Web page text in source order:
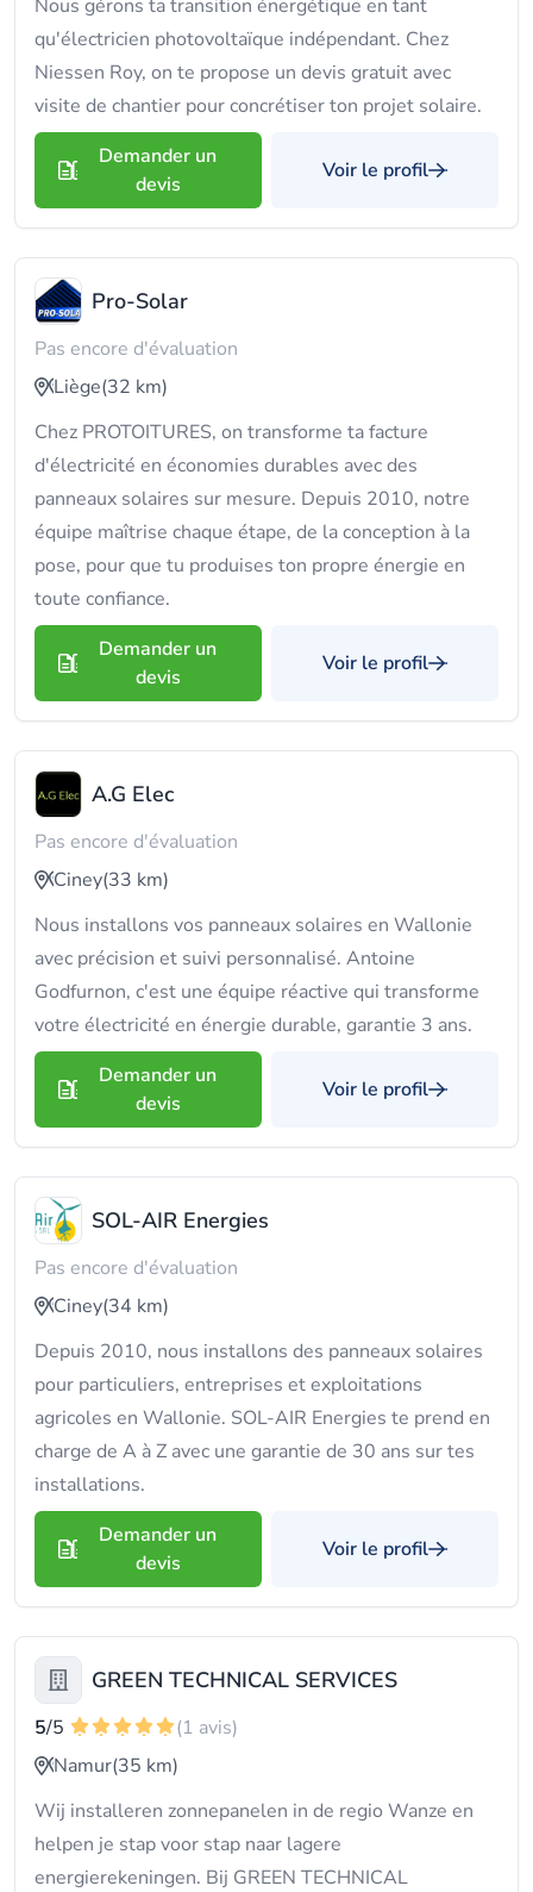
Nous gérons ta transition énergétique en tant
qu'électricien photovoltaïque indépendant. Chez
Niessen Roy, on te propose un devis gratuit avec
visite de chantier pour concrétiser ton projet solaire.
Demander un
devis
Voir le profil
Pro-Solar
Pas encore d'évaluation
Liège(32 km)
Chez PROTOITURES, on transforme ta facture
d'électricité en économies durables avec des
panneaux solaires sur mesure. Depuis 2010, notre
équipe maîtrise chaque étape, de la conception à la
pose, pour que tu produises ton propre énergie en
toute confiance.
Demander un
devis
Voir le profil
A.G Elec
Pas encore d'évaluation
Ciney(33 km)
Nous installons vos panneaux solaires en Wallonie
avec précision et suivi personnalisé. Antoine
Godfurnon, c'est une équipe réactive qui transforme
votre électricité en énergie durable, garantie 3 ans.
Demander un
devis
Voir le profil
SOL-AIR Energies
Pas encore d'évaluation
Ciney(34 km)
Depuis 2010, nous installons des panneaux solaires
pour particuliers, entreprises et exploitations
agricoles en Wallonie. SOL-AIR Energies te prend en
charge de A à Z avec une garantie de 30 ans sur tes
installations.
Demander un
devis
Voir le profil
GREEN TECHNICAL SERVICES
5/5
(1 avis)
Namur(35 km)
Wij installeren zonnepanelen in de regio Wanze en
helpen je stap voor stap naar lagere
energierekeningen. Bij GREEN TECHNICAL